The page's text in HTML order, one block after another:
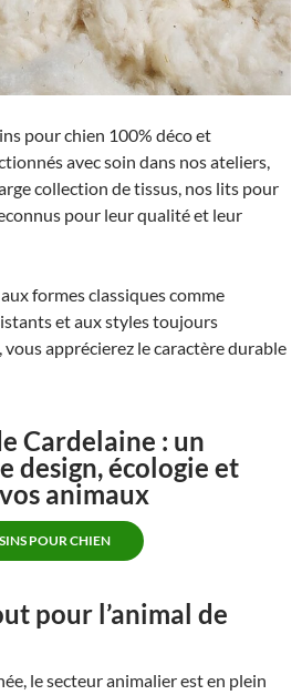
pour chien 100% déco et
avec soin dans nos ateliers,
collection de tissus, nos lits pour
pour leur qualité et leur
formes classiques comme
et aux styles toujours
apprécierez le caractère durable
Cardelaine : un
design, écologie et
animaux
POUR CHIEN
pour l’animal de
le secteur animalier est en plein